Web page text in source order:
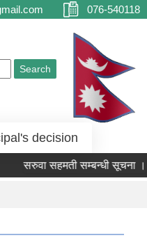
076-540118
decision
सरुवा सहमती सम्बन्धी सूचना ।